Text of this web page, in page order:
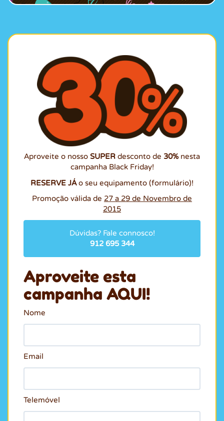
Aproveite o nosso SUPER desconto de 30%nesta
campanha Black Friday!
RESERVE JÁo seu equipamento (formulário)!
Promoção válida de 27 a 29 de Novembro de
2015
Dúvidas? Fale connosco!
912 695 344
Aproveite esta
campanha AQUI!
Nome
Email
Telemóvel